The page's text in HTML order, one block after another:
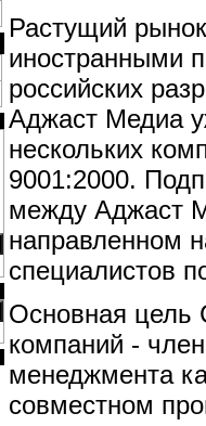
Растущий
иностранными
российских
Аджаст Медиа
нескольких
9001:2000.
между Аджаст
направленном
специалистов
Основная цель
компаний -
менеджмента
совместном